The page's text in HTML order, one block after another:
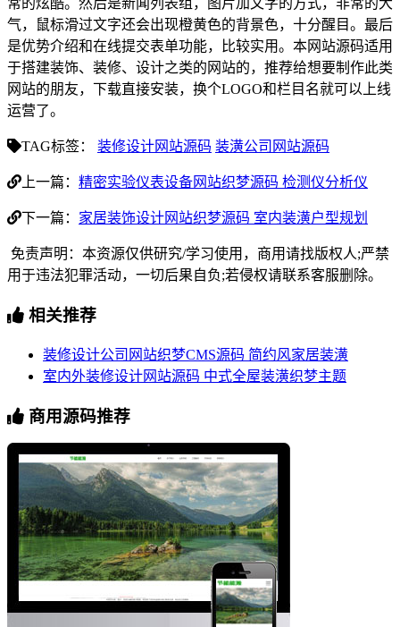
常的炫酷。然后是新闻列表组，图片加文字的方式，非常的大
气，鼠标滑过文字还会出现橙黄色的背景色，十分醒目。最后
是优势介绍和在线提交表单功能，比较实用。本网站源码适用
于搭建装饰、装修、设计之类的网站的，推荐给想要制作此类
网站的朋友，下载直接安装，换个LOGO和栏目名就可以上线
运营了。
TAG标签： 装修设计网站源码 装潢公司网站源码
上一篇： 精密实验仪表设备网站织梦源码 检测仪分析仪
下一篇： 家居装饰设计网站织梦源码 室内装潢户型规划
免责声明：本资源仅供研究/学习使用，商用请找版权人;严禁
用于违法犯罪活动，一切后果自负;若侵权请联系客服删除。
相关推荐
装修设计公司网站织梦CMS源码 简约风家居装潢
室内外装修设计网站源码 中式全屋装潢织梦主题
商用源码推荐